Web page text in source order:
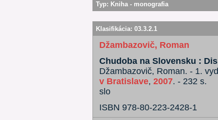
Typ: Kniha - monografia
Klasifikácia: 03.3.2.1
Džambazovič, Roman
Chudoba na Slovensku :
Džambazovič, Roman. - 1.
v Bratislave, 2007. - 232 s.
slo
ISBN 978-80-223-2428-1